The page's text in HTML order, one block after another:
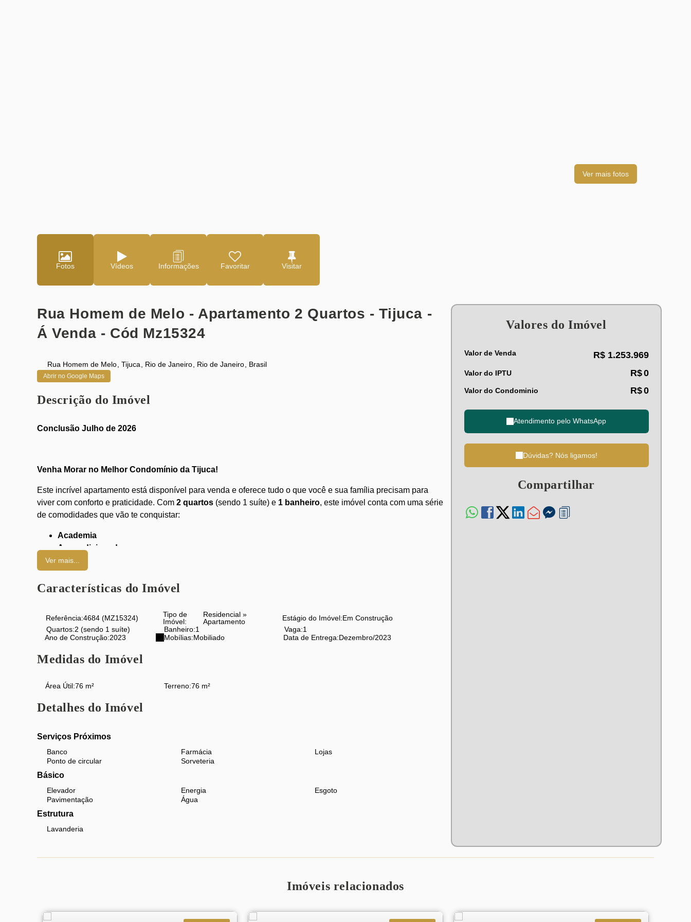
Fotos Vídeos Favoritar
Rua Homem de Melo - Apartamento 2 Quartos - Tijuca -
Á Venda - Cód Mz15324
Rua Homem de Melo Tijuca Rio de Janeiro Rio de Janeiro Brasil
Abrir no Google Maps
Descrição do Imóvel
Conclusão Julho de 2026
Venha Morar no Melhor Condomínio da Tijuca!
Este incrível apartamento está disponível para venda e oferece tudo o que você e sua família precisam para
viver com conforto e praticidade. Com 2 quartos (sendo 1 suíte) e 1 banheiro, este imóvel conta com uma série
de comodidades que vão te conquistar:
Academia
Ar condicionado
Campo de futebol
Churrasqueira
Lavanderia
Quadra esportiva
Sauna
Localizado na prestigiosa Rua Homem de Melo, uma das melhores ruas da Tijuca, o condomínio está próximo
Não perca a oportunidade de morar em um lugar completo!
Ver mais...
Características do Imóvel
Referência:4684 (MZ15324)
Tipo de
Imóvel:
Residencial »
Apartamento
Estágio do Imóvel:Em Construção
Quartos:2 (sendo 1 suíte) Banheiro:1 Vaga:1
Ano de Construção:2023 Mobílias:Mobiliado Data de Entrega:Dezembro/2023
Medidas do Imóvel
Área Útil:76 m² Terreno:76 m²
Detalhes do Imóvel
Serviços Próximos
Banco Farmácia
Lojas
Ponto de circular
Sorveteria
Básico
Elevador Energia
Esgoto
Pavimentação
Água
Estrutura
Lavanderia
Valores do Imóvel
R$1.253.969
Valor de Venda
Valor do IPTU R$0
Valor do Condominio R$0
Atendimento pelo WhatsApp
Dúvidas? Nós ligamos!
Compartilhar
Imóveis relacionados